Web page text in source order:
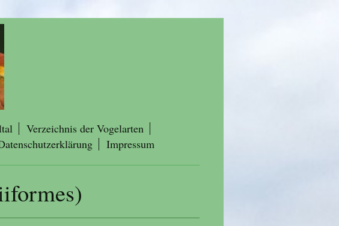
Verzeichnis der Vogelarten
Impressum